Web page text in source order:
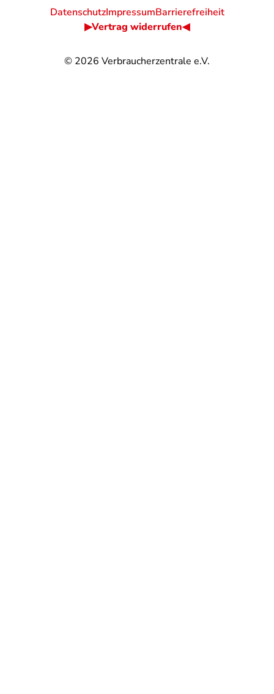
© 2026 Verbraucherzentrale e.V.
DatenschutzImpressumBarrierefreiheit
▶Vertrag widerrufen◀